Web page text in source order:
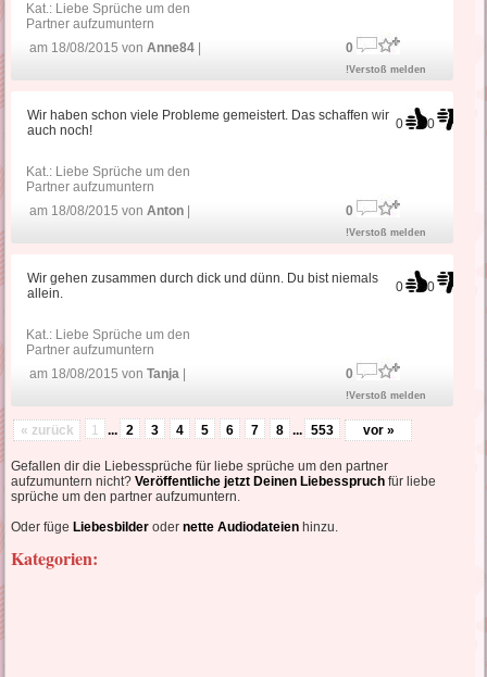
Kat.: Liebe Sprüche um den
Partner aufzumuntern
am 18/08/2015 vonAnne84 0
!Verstoß melden
0 0
Wir haben schon viele Probleme gemeistert. Das schaffen wir
auch noch!
Kat.: Liebe Sprüche um den
Partner aufzumuntern
am 18/08/2015 vonAnton 0
!Verstoß melden
0 0
Wir gehen zusammen durch dick und dünn. Du bist niemals
allein.
Kat.: Liebe Sprüche um den
Partner aufzumuntern
am 18/08/2015 vonTanja 0
!Verstoß melden
« zurück 1 ... 2 3 4 5 6 7 8 ... 553 vor »
Gefallen dir die Liebessprüche für liebe sprüche um den partner
aufzumuntern nicht?Veröffentliche jetzt Deinen Liebesspruch für liebe
sprüche um den partner aufzumuntern.
Oder füge Liebesbilder odernette Audiodateien hinzu.
Kategorien: